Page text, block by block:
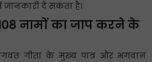
दे सकता है।
नामों का जाप करने के
गीता के मुख्य पात्र और भगवान